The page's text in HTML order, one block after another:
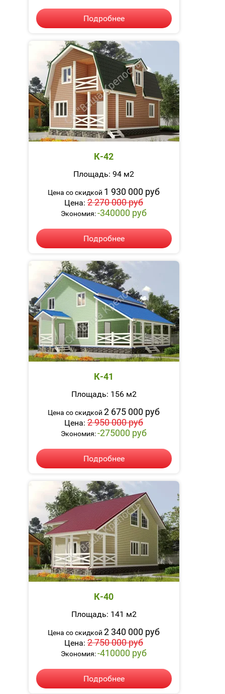
Подробнее
К-42
Площадь: 94 м2
Цена со скидкой 1 930 000 руб
Цена: 2 270 000 руб
Экономия:-340000 руб
Подробнее
К-41
Площадь: 156 м2
Цена со скидкой 2 675 000 руб
Цена: 2 950 000 руб
Экономия:-275000 руб
Подробнее
К-40
Площадь: 141 м2
Цена со скидкой 2 340 000 руб
Цена: 2 750 000 руб
Экономия:-410000 руб
Подробнее